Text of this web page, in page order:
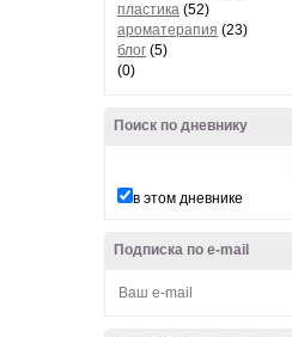
пластика (52)
ароматерапия (23)
блог (5)
(0)
Поиск по дневнику
в этом дневнике
Подписка по e-mail